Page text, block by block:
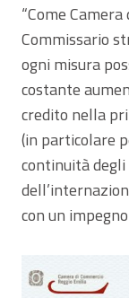
“Come
Commissario
ogni misura
costante
credito nella
(in particolare
continuità
con un